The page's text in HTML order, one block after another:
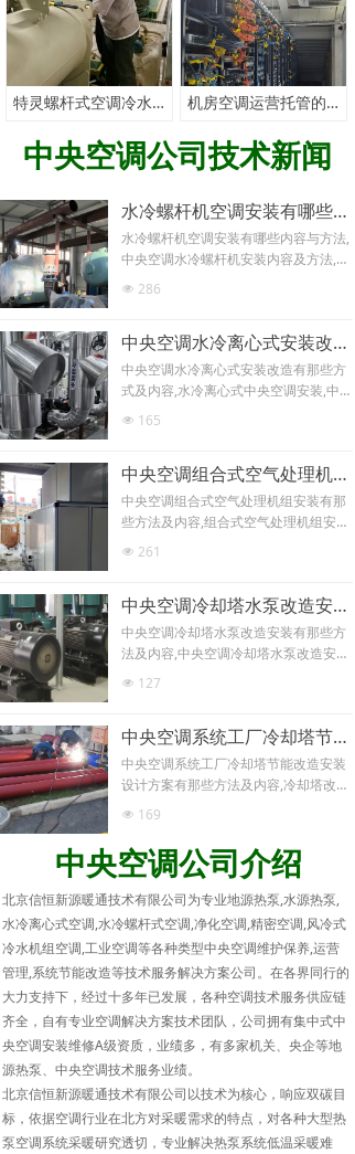
特灵螺杆式空调冷水机组冷凝器化学清洗有那些内容与方法介绍 机房空调运营托管的好处？
中央空调公司介绍
北京信恒新源暖通技术有限公司为专业地源热泵,水源热泵,
水冷离心式空调,水冷螺杆式空调,净化空调,精密空调,风冷式
冷水机组空调,工业空调等各种类型中央空调维护保养,运营
管理,系统节能改造等技术服务解决方案公司。在各界同行的
大力支持下，经过十多年已发展，各种空调技术服务供应链
齐全，自有专业空调解决方案技术团队，公司拥有集中式中
央空调安装维修A级资质，业绩多，有多家机关、央企等地
源热泵、中央空调技术服务业绩。
北京信恒新源暖通技术有限公司以技术为核心，响应双碳目
标，依据空调行业在北方对采暖需求的特点，对各种大型热
泵空调系统采暖研究透切，专业解决热泵系统低温采暖难
水冷螺杆机空调安装有哪些内容与方法
水冷螺杆机空调安装有哪些内容与方法,
中央空调水冷螺杆机安装内容及方法,中
央空调安装,中央空调安装公司,北京中央
央空调安装,中央空调水冷螺杆机安装内
容及方法介绍,中央空调水冷螺杆机安装
有那些内容及方法介绍,专业中央空调安
年中央空调安装改造经验,技术精湛，专
迎咨询各种中央空调安装改造技术！
넶 286
中央空调水冷离心式安装改造有那些方式及内容介绍
中央空调水冷离心式安装改造有那些方
式及内容,水冷离心式中央空调安装,中央
空调安装,中央空调安装公司,北京中央空
内容,中央空调改造,中央空调改造公司,
北京中央空调改造,中央空调改造电话,水
冷离心式中央空调改造,离心式中央空调
改造,空调改造电话,中央空调水冷离心式
式安装改造有那些方式及内容介绍,专业
中央空调安装改造技术可靠,经验丰富,北
京地区15年中央空调安装改造经验,技术
精湛，专业解决各种中央空调系统安装
难题，欢迎咨询各种中央空调安装改造
넶 165
中央空调组合式空气处理机组安装有那些方法及内容介绍
中央空调组合式空气处理机组安装有那
些方法及内容,组合式空气处理机组安装,
中央空调安装,空调安装,中央空调安装电
新风机组安装,中央空调组合式空气处理
机组安装方法及内容介绍,中央空调安装
改造,空调安装改造,空调安装公司,专业
处理机组安装有那些方法及内容介绍,专
水泵节能安装改造等技术服务，十年以
上经验，资质齐全，技术可靠，欢迎咨
询交流各种中央空调节能安装改造技术
服务！
넶 261
中央空调冷却塔水泵改造安装有那些方法及内容介绍
中央空调冷却塔水泵改造安装有那些方
法及内容,中央空调冷却塔水泵改造安装
方法及内容,空调改造,空调改造公司,冷
安装公司,北京冷却塔安装,专业冷却塔安
装,冷却塔水泵安装,闭式冷却塔安装,开
式冷却塔安装,逆流冷却塔安装,横流冷却
装,方形冷却塔安装,中央空调冷却塔水泵
改造，空调机房、水泵节能安装改造等
技术服务，十年以上经验，资质齐全，
技术可靠，欢迎咨询交流各种中央空调
节能安装改造技术服务！
넶 127
中央空调系统工厂冷却塔节能改造安装设计方案有那些方法及内容介绍
中央空调系统工厂冷却塔节能改造安装
设计方案有那些方法及内容,冷却塔改造,
冷却塔改造公司,空调改造,空调改造公
却塔节能设计,冷却塔节能方案,冷却塔节
能改造方案,冷却塔节能改造公司,冷却塔
改造,冷却塔改造电话13811313272,冷
却塔改造公司,北京冷却塔改造,专业冷却
塔改造,冷却塔节能改造单位,冷却塔节能
改造公司,冷却塔节能改造企业,冷却塔节
能改造厂家,冷却塔节能改造公司介绍,中
央空调系统工厂冷却塔节能安装改造设
计方案,中央空调系统工厂冷却塔节能改
造安装设计方案有那些方法及内容介绍,
专业冷却塔安装改造,清洗保养,更换填
料,技术可靠,质量有保证!北京地区15年
冷却塔安装改造、清洗保养、更换填料
经验！
넶 169
中央空调公司技术新闻